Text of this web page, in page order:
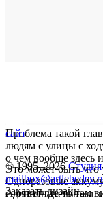
Проблема такой
людям с улицы с
о чем вообще здесь
Это может быть что
Одноразовые
с дополнительным
А ответ где-то там
сайт
© 1995–2026
Заказать дизайн...